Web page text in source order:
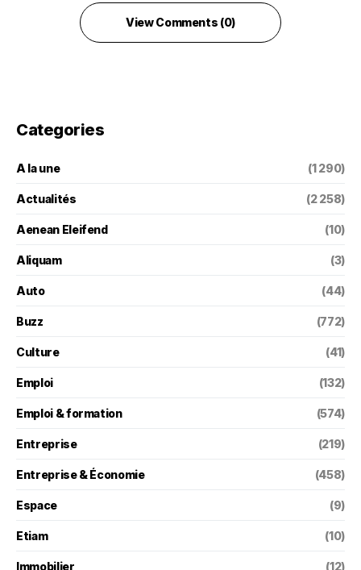
View Comments (0)
Categories
A la une (1 290)
Actualités (2 258)
Aenean Eleifend (10)
Aliquam (3)
Auto (44)
Buzz (772)
Culture (41)
Emploi (132)
Emploi & formation (574)
Entreprise (219)
Entreprise & Économie (458)
Espace (9)
Etiam (10)
Immobilier (12)